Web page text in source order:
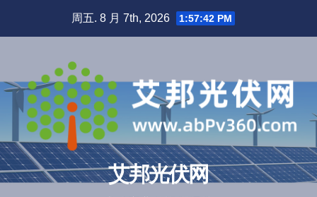
周五. 8 月 7th, 2026 1:57:43 PM
艾邦光伏网